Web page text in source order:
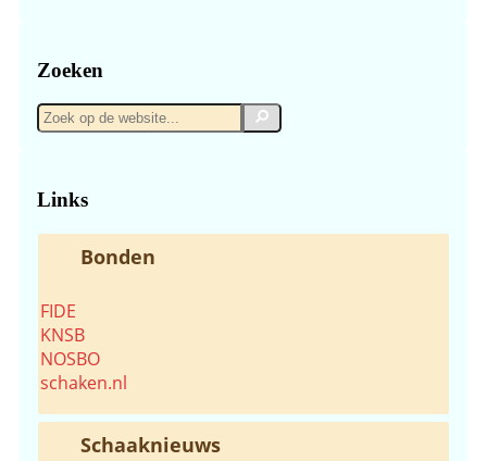
Zoeken
Zoek
op
Zoek
Links
Bonden
FIDE
KNSB
NOSBO
schaken.nl
Schaaknieuws